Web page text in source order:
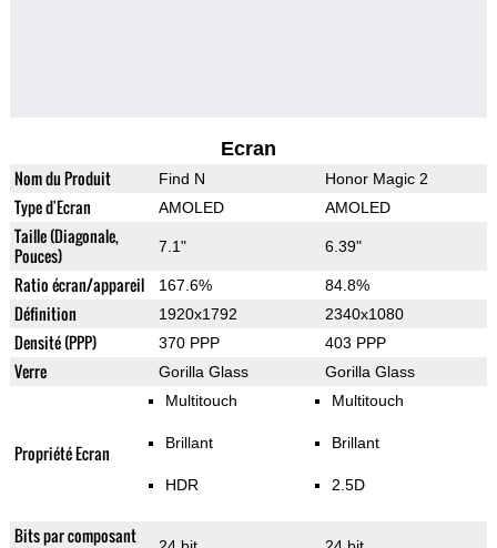
Ecran
Nom du Produit Find N Honor Magic 2
Type d'Ecran AMOLED AMOLED
Taille (Diagonale,
Pouces)
7.1" 6.39"
Ratio écran/appareil 167.6% 84.8%
Définition 1920x1792 2340x1080
Densité (PPP) 370 PPP 403 PPP
Verre Gorilla Glass Gorilla Glass
Propriété Ecran
Multitouch
Brillant
HDR
Multitouch
Brillant
2.5D
Bits par composant